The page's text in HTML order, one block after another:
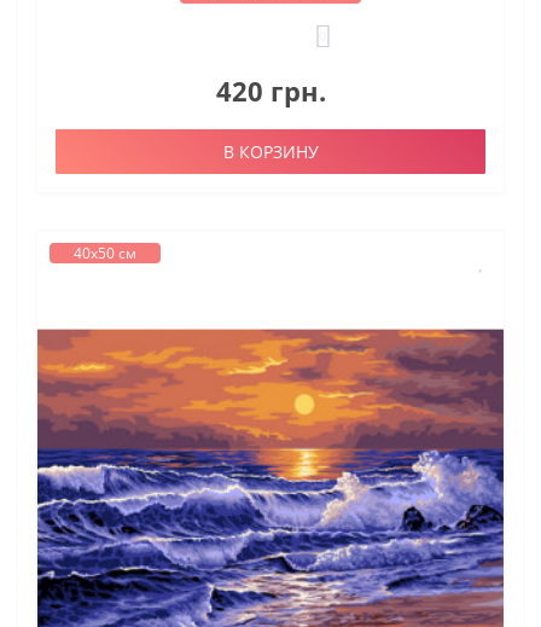
420 грн.
В КОРЗИНУ
40х50 см